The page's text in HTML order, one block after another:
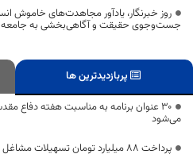
روز خبرنگار، یادآور مجاهدت‌های خاموش
جست‌وجوی حقیقت و آگاهی‌بخشی به جامعه
پربازدیدترین ها
۳۰ عنوان برنامه به مناسبت هفته دفاع
می‌شود
پرداخت ۸۸ میلیارد تومان تسهیلات مشاغل خانگی در خراسان جنوبی